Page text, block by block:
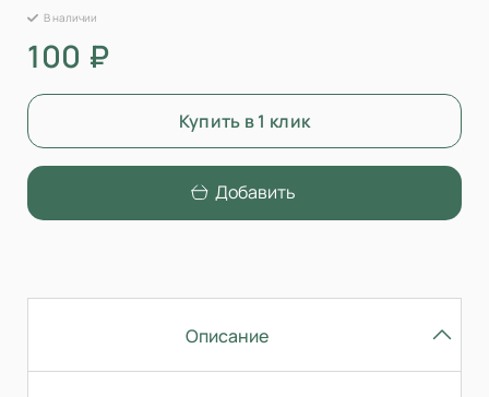
В наличии
100 ₽
Купить в 1 клик
Добавить
Описание